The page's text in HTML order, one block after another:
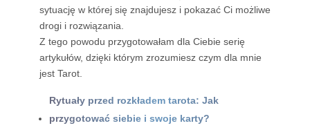
sytuację w której się znajdujesz i pokazać Ci możliwe
drogi i rozwiązania.
Z tego powodu przygotowałam dla Ciebie serię
artykułów, dzięki którym zrozumiesz czym dla mnie
jest Tarot.
Rytuały przed rozkładem tarota: Jak
przygotować siebie i swoje karty?